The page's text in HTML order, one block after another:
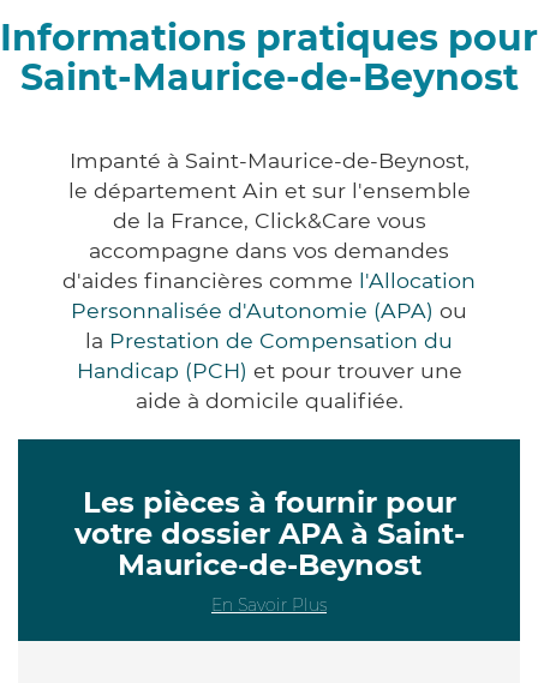
Informations pratiques pour
Saint-Maurice-de-Beynost
Impanté à Saint-Maurice-de-Beynost,
le département Ain et sur l'ensemble
de la France, Click&Care vous
accompagne dans vos demandes
d'aides financières comme l'Allocation
Personnalisée d'Autonomie (APA) ou
la Prestation de Compensation du
Handicap (PCH) et pour trouver une
aide à domicile qualifiée.
Les pièces à fournir pour
votre dossier APA à Saint-
Maurice-de-Beynost
En Savoir Plus